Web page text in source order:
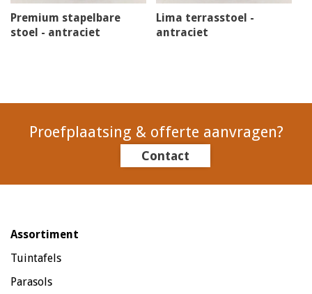
Premium stapelbare
stoel - antraciet
Lima terrasstoel -
antraciet
Proefplaatsing & offerte aanvragen?
Contact
Assortiment
Tuintafels
Parasols